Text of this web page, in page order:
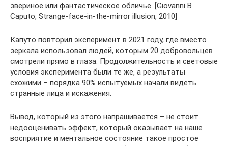
звериное или фантастическое обличье. [Giovanni B
Caputo, Strange-face-in-the-mirror illusion, 2010]
Капуто повторил эксперимент в 2021 году, где вместо
зеркала использовал людей, которым 20 добровольцев
смотрели прямо в глаза. Продолжительность и световые
условия эксперимента были те же, а результаты
схожими – порядка 90% испытуемых начали видеть
странные лица и искажения.
Вывод, который из этого напрашивается – не стоит
недооценивать эффект, который оказывает на наше
восприятие и ментальное состояние такое простое